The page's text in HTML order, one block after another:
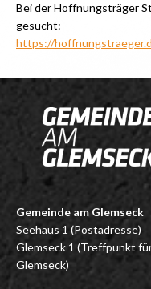
Bei der Hoffnungsträger
gesucht:
https://
Gemeinde am Glemseck
Seehaus 1 (Postadresse)
Glemseck 1 (Treffpunkt
Glemseck)